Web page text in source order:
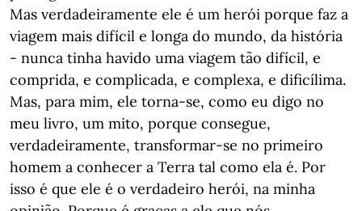
Mas verdadeiramente ele é um herói porque faz a
viagem mais difícil e longa do mundo, da história
- nunca tinha havido uma viagem tão difícil, e
comprida, e complicada, e complexa, e dificílima.
Mas, para mim, ele torna-se, como eu digo no
meu livro, um mito, porque consegue,
verdadeiramente, transformar-se no primeiro
homem a conhecer a Terra tal como ela é. Por
isso é que ele é o verdadeiro herói, na minha